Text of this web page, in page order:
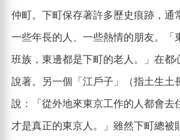
仲町。下町保存著許多歷史痕跡，通
一些年長的人、一些熱情的朋友。「
班族，東邊都是下町的老人。」在都
說著。另一個「江戶子」（指土生土
說：「從外地來東京工作的人都會去
才是真正的東京人。」雖然下町總被